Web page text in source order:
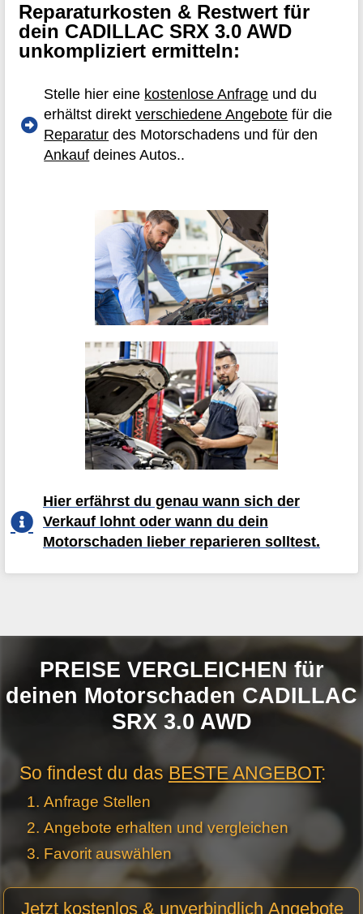
Reparaturkosten & Restwert für
dein CADILLAC SRX 3.0 AWD
unkompliziert ermitteln:
Stelle hier eine kostenlose Anfrage und du
erhältst direktverschiedene Angebote für die
Reparatur des Motorschadens und für den
Ankauf deines Autos..
Hier erfährst du genau wann sich der
Verkauf lohnt oder wann du dein
Motorschaden lieber reparieren solltest.
PREISE VERGLEICHEN für
deinen Motorschaden CADILLAC
SRX 3.0 AWD
So findest du dasBESTE ANGEBOT:
Anfrage Stellen
Angebote erhalten und vergleichen
Favorit auswählen
Jetzt kostenlos & unverbindlich Angebote